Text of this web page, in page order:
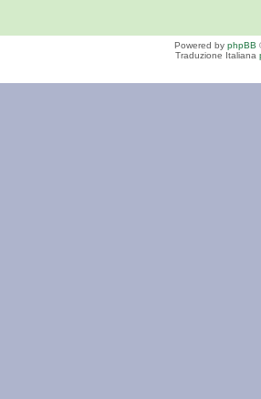
Powered by phpBB
Traduzione Italiana